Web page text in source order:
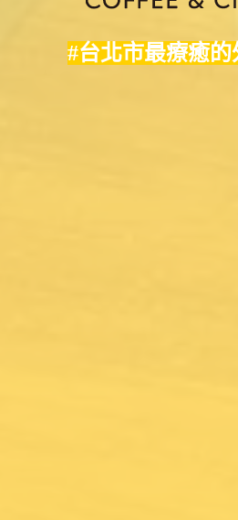
#台北市最療癒